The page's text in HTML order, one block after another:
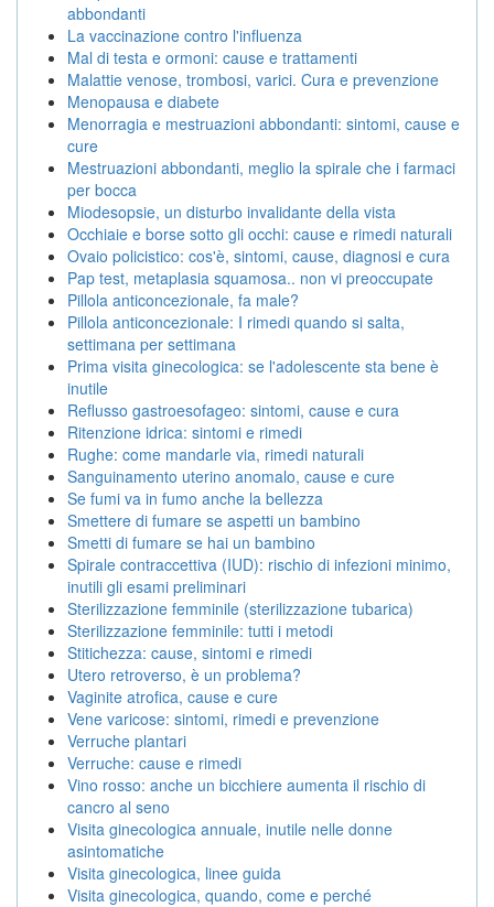
abbondanti
La vaccinazione contro l'influenza
Mal di testa e ormoni: cause e trattamenti
Malattie venose, trombosi, varici. Cura e prevenzione
Menopausa e diabete
Menorragia e mestruazioni abbondanti: sintomi, cause e
cure
Mestruazioni abbondanti, meglio la spirale che i farmaci
per bocca
Miodesopsie, un disturbo invalidante della vista
Occhiaie e borse sotto gli occhi: cause e rimedi naturali
Ovaio policistico: cos'è, sintomi, cause, diagnosi e cura
Pap test, metaplasia squamosa.. non vi preoccupate
Pillola anticoncezionale, fa male?
Pillola anticoncezionale: I rimedi quando si salta,
settimana per settimana
Prima visita ginecologica: se l'adolescente sta bene è
inutile
Reflusso gastroesofageo: sintomi, cause e cura
Ritenzione idrica: sintomi e rimedi
Rughe: come mandarle via, rimedi naturali
Sanguinamento uterino anomalo, cause e cure
Se fumi va in fumo anche la bellezza
Smettere di fumare se aspetti un bambino
Smetti di fumare se hai un bambino
Spirale contraccettiva (IUD): rischio di infezioni minimo,
inutili gli esami preliminari
Sterilizzazione femminile (sterilizzazione tubarica)
Sterilizzazione femminile: tutti i metodi
Stitichezza: cause, sintomi e rimedi
Utero retroverso, è un problema?
Vaginite atrofica, cause e cure
Vene varicose: sintomi, rimedi e prevenzione
Verruche plantari
Verruche: cause e rimedi
Vino rosso: anche un bicchiere aumenta il rischio di
cancro al seno
Visita ginecologica annuale, inutile nelle donne
asintomatiche
Visita ginecologica, linee guida
Visita ginecologica, quando, come e perché